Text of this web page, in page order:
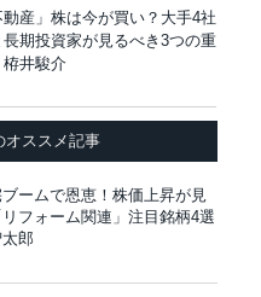
産」株は今が買い？大手4社
期投資家が見るべき3つの重
井駿介
オススメ記事
ームで恩恵！株価上昇が見
フォーム関連」注目銘柄4選
郎